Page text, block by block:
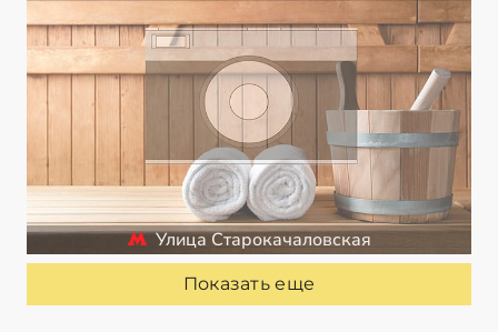
Улица Старокачаловская
Показать еще